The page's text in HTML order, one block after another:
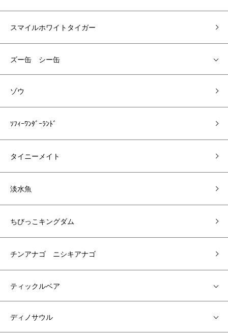
スマイルホワイトタイガー
ズー缶 シー缶
ゾウ
ｿﾌｨｰﾜﾝﾀﾞｰﾗﾝﾄﾞ
タイニーメイト
淡水魚
ちびっこキングダム
チンアナゴ ニシキアナゴ
ティックルベア
ディノサウル